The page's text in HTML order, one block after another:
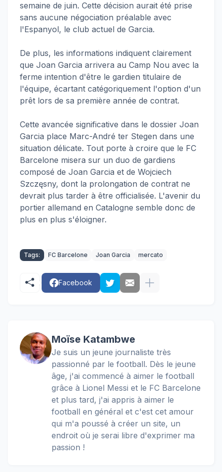
semaine de juin. Cette décision aurait été prise
sans aucune négociation préalable avec
l'Espanyol, le club actuel de Garcia.
De plus, les informations indiquent clairement
que Joan Garcia arrivera au Camp Nou avec la
ferme intention d'être le gardien titulaire de
l'équipe, écartant catégoriquement l'option d'un
prêt lors de sa première année de contrat.
Cette avancée significative dans le dossier Joan
Garcia place Marc-André ter Stegen dans une
situation délicate. Tout porte à croire que le FC
Barcelone misera sur un duo de gardiens
composé de Joan Garcia et de Wojciech
Szczęsny, dont la prolongation de contrat ne
devrait plus tarder à être officialisée. L'avenir du
portier allemand en Catalogne semble donc de
plus en plus s'éloigner.
Tags: FC Barcelone Joan Garcia mercato
Facebook
Moïse Katambwe
Je suis un jeune journaliste très
passionné par le football. Dès le jeune
âge, j'ai commencé à aimer le football
grâce à Lionel Messi et le FC Barcelone
et plus tard, j'ai appris à aimer le
football en général et c'est cet amour
qui m'a poussé à créer un site, un
endroit où je serai libre d'exprimer ma
passion !